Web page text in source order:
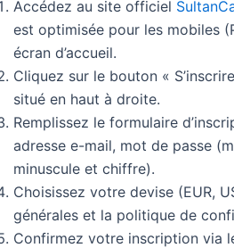
Accédez au site officiel
est optimisée pour les mobiles
écran d’accueil.
Cliquez sur le bouton «
situé en haut à droite.
Remplissez le formulaire
adresse e-mail, mot de passe
minuscule et chiffre).
Choisissez votre devise (EUR,
générales et la politique de
Confirmez votre inscription via